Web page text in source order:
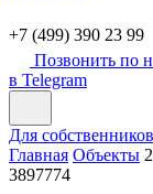
+7 (499) 390 23 99
Позвонить по
в Telegram
Для собственников
Главная Объекты
3897774